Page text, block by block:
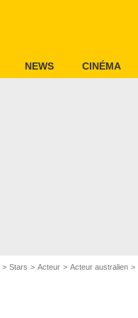
NEWS CINÉMA
Stars Acteur Acteur australien